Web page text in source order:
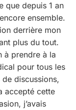
que depuis 1 an
ensemble.
derrière mon
plus du tout.
à prendre à la
pour tous les
discussions,
accepté cette
j’avais